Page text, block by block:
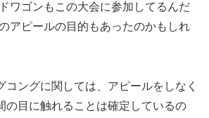
ワゴンもこの大会に参加してるんだ
アピールの目的もあったのかもしれ
コングに関しては、アピールをしなく
の目に触れることは確定しているの